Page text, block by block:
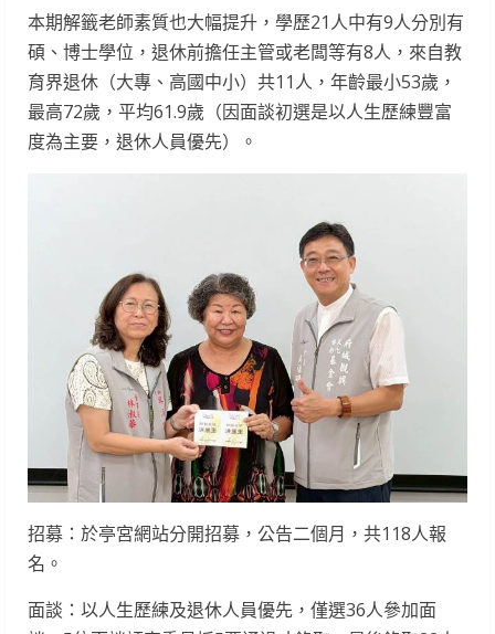
本期解籤老師素質也大幅提升，學歷21人中有9人分別有
碩、博士學位，退休前擔任主管或老闆等有8人，來自教
育界退休（大專、高國中小）共11人，年齡最小53歲，
最高72歲，平均61.9歲（因面談初選是以人生歷練豐富
度為主要，退休人員優先）。
招募：於亭宮網站分開招募，公告二個月，共118人報
名。
面談：以人生歷練及退休人員優先，僅選36人參加面